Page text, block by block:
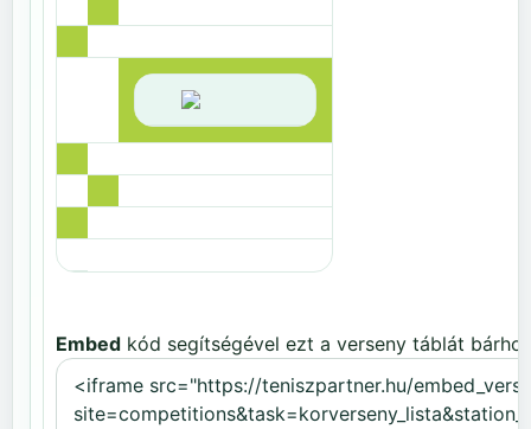
Embed kód segítségével ezt a verseny táblát